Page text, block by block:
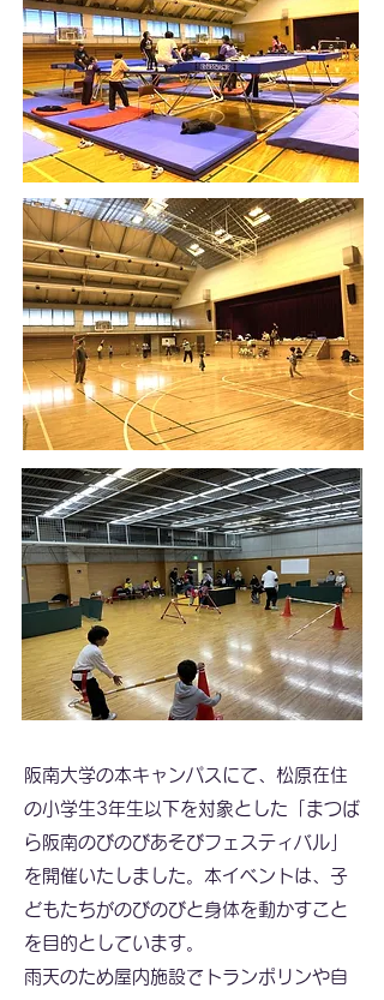
阪南大学の本キャンパスにて、松原在住
の小学生3年生以下を対象とした「まつば
ら阪南のびのびあそびフェスティバル」
を開催いたしました。本イベントは、子
どもたちがのびのびと身体を動かすこと
を目的としています。
雨天のため屋内施設でトランポリンや自